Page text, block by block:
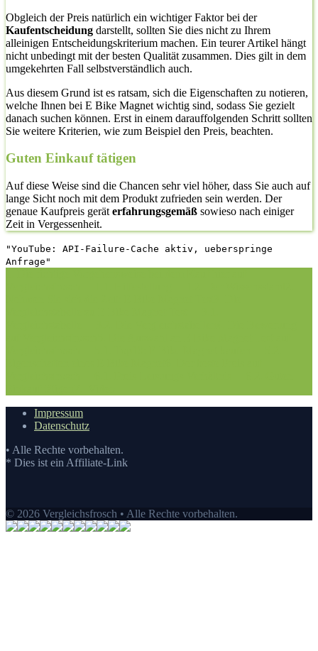
Obgleich der Preis natürlich ein wichtiger Faktor bei der
Kaufentscheidung darstellt, sollten Sie dies nicht zu Ihrem
alleinigen Entscheidungskriterium machen. Ein teurer Artikel hängt
nicht unbedingt mit der besten Qualität zusammen. Dies gilt in dem
umgekehrten Fall selbstverständlich auch.
Aus diesem Grund ist es ratsam, sich die Eigenschaften zu notieren,
welche Ihnen bei E Bike Magnet wichtig sind, sodass Sie gezielt
danach suchen können. Erst in einem darauffolgenden Schritt sollten
Sie weitere Kriterien, wie zum Beispiel den Preis, beachten.
Guten Einkauf tätigen
Auf diese Weise sind die Chancen sehr viel höher, dass Sie auch auf
lange Sicht noch mit dem Produkt zufrieden sein werden. Der
genaue Kaufpreis gerät erfahrungsgemäß sowieso nach einiger
Zeit in Vergessenheit.
"YouTube: API-Failure-Cache aktiv, ueberspringe
Anfrage"
Impressum
Datenschutz
• Alle Rechte vorbehalten.
* Dies ist ein Affiliate-Link
© 2026 Vergleichsfrosch • Alle Rechte vorbehalten.